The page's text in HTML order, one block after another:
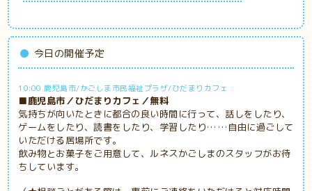
今日の開催予定
10:00 鹿児島市/かごしま市民福祉プラザ/ひだまりカフェ
■鹿児島市／ひだまりカフェ／無料
気持ちが向いたときに都合の良い時間に行って、話しをしたり、
ゲームをしたり、読書をしたり、学習したり……自由に過ごして
いただける居場所です。
飲み物とお菓子をご用意して、ルネスかごしまのスタッフがお待
ちしています。